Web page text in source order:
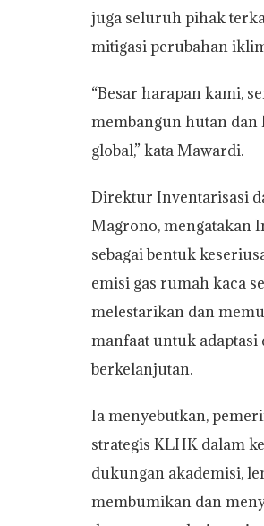
juga seluruh pihak
mitigasi perubahan
“Besar harapan kami,
membangun hutan
global,” kata Mawardi.
Direktur Inventarisasi
Magrono, mengatakan
sebagai bentuk
emisi gas rumah kaca
melestarikan dan
manfaat untuk
berkelanjutan.
Ia menyebutkan,
strategis KLHK dalam
dukungan akademisi,
membumikan dan